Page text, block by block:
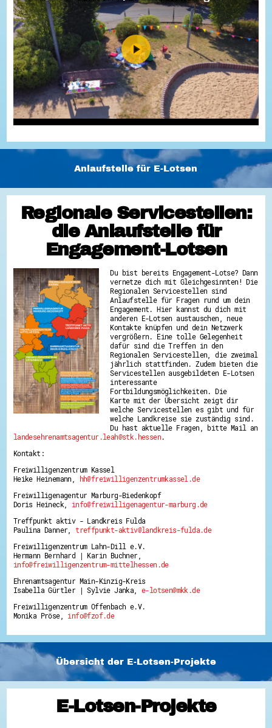
Anlaufstelle für E-Lotsen
Regionale Servicestellen:
die Anlaufstelle für
Engagement-Lotsen
Du bist bereits Engagement-Lotse? Dann
vernetze dich mit Gleichgesinnten! Die
Regionalen Servicestellen sind
Anlaufstelle für Fragen rund um dein
Engagement. Hier kannst du dich mit
anderen E-Lotsen austauschen, neue
Kontakte knüpfen und dein Netzwerk
vergrößern. Eine tolle Gelegenheit
dafür sind die Treffen in den
Regionalen Servicestellen, die zweimal
jährlich stattfinden. Zudem bieten die
Servicestellen ausgebildeten E-Lotsen
interessante
Fortbildungsmöglichkeiten. Die
Karte mit der Übersicht zeigt dir
welche Servicestellen es gibt und für
welche Landkreise sie zuständig sind.
Du hast aktuelle Fragen, bitte Mail an
landesehrenamtsagentur.leah@stk.hessen.
Kontakt:
Freiwilligenzentrum Kassel
Heike Heinemann,
hh@freiwilligenzentrumkassel.de
Freiwilligenagentur Marburg-Biedenkopf
Doris Heineck, info@freiwilligenagentur-marburg.de
Treffpunkt aktiv - Landkreis Fulda
Paulina Danner,treffpunkt-aktiv@landkreis-fulda.de
Freiwilligenzentrum Lahn-Dill e.V.
Hermann Bernhard | Karin Buchner,
info@freiwilligenzentrum-mittelhessen.de
Ehrenamtsagentur Main-Kinzig-Kreis
Isabella Gürtler | Sylvie Janka,e-lotsen@mkk.de
Freiwilligenzentrum Offenbach e.V.
Monika Pröse, info@fzof.de
Übersicht der E-Lotsen-Projekte
E-Lotsen-Projekte